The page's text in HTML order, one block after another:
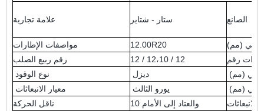
علامة تجارية ستار - شتاير الصانع
مواصفات الإطارات 12.00R20
الكلي (مم)
رقم ربيع الصلب
12 / 12،10 / 12
رقم
نوع الوقود
ديزل
(مم)
معيار الانبعاثات
يورو الثالث
(مم)
ناقل الحركة
10 والعتاد إلى الأمام
الانبعاثات